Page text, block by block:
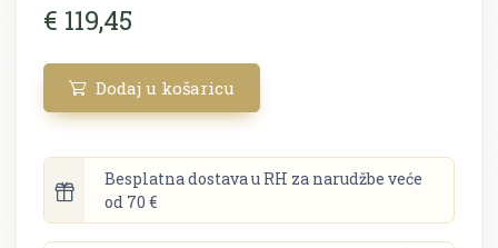
€ 119,45
Dodaj u košaricu
Besplatna dostava u RH za narudžbe veće
od 70 €